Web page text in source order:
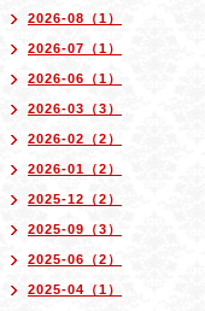
2026-08（1）
2026-07（1）
2026-06（1）
2026-03（3）
2026-02（2）
2026-01（2）
2025-12（2）
2025-09（3）
2025-06（2）
2025-04（1）